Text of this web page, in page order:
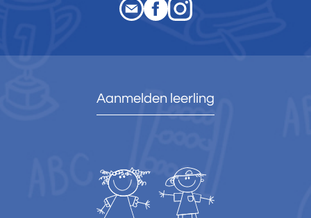
Aanmelden leerling